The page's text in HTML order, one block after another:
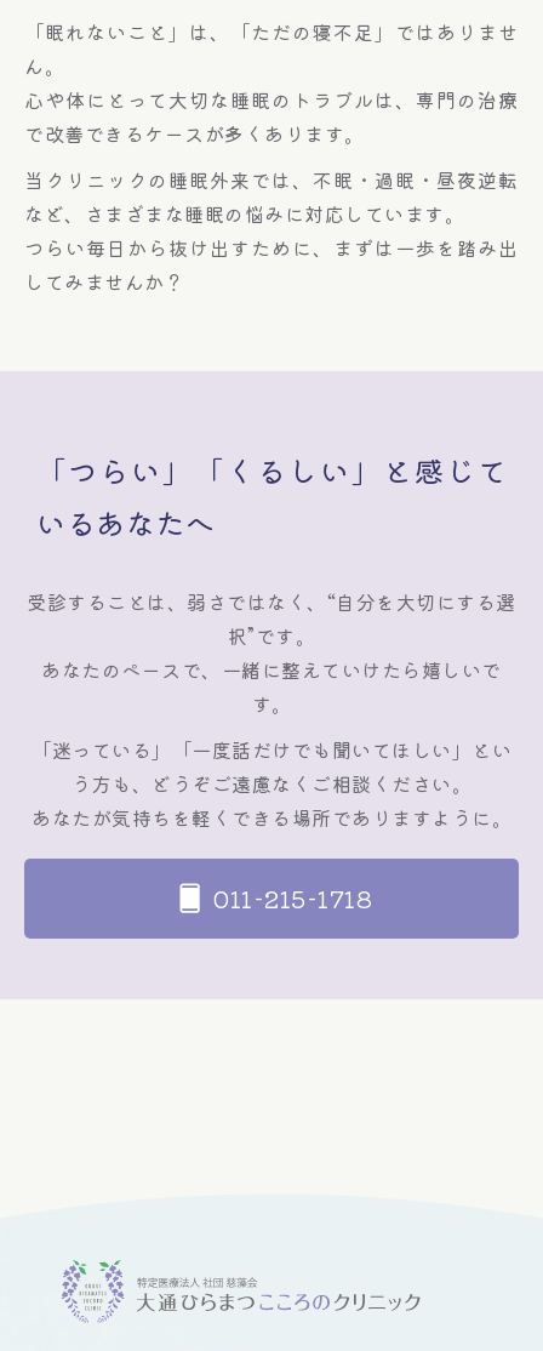
「眠れないこと」は、「ただの寝不足」ではありませ
ん。
心や体にとって大切な睡眠のトラブルは、専門の治療
で改善できるケースが多くあります。
当クリニックの睡眠外来では、不眠・過眠・昼夜逆転
など、さまざまな睡眠の悩みに対応しています。
つらい毎日から抜け出すために、まずは一歩を踏み出
してみませんか？
「つらい」「くるしい」と感じて
いるあなたへ
受診することは、弱さではなく、“自分を大切にする選
択”です。
あなたのペースで、一緒に整えていけたら嬉しいで
す。
「迷っている」「一度話だけでも聞いてほしい」とい
う方も、どうぞご遠慮なくご相談ください。
あなたが気持ちを軽くできる場所でありますように。
011-215-1718